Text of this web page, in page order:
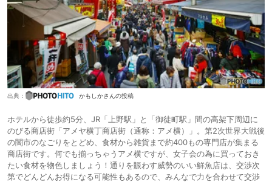
出典： かもしかさんの投稿
ホテルから徒歩約5分、JR「上野駅」と「御徒町駅」間の高架下周辺に
のびる商店街「アメヤ横丁商店街（通称：アメ横）」。第2次世界大戦後
の闇市のなごりをとどめ、食材から雑貨まで約400もの専門店が集まる
商店街です。何でも揃っちゃうアメ横ですが、女子会の為に買っておき
たい食材を物色しましょう！通りを賑わす威勢のいい鮮魚店は、交渉次
第でどんどんお得になる可能性もあるので、みんなで力を合わせて交渉